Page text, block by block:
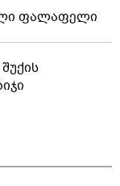
ფალაფელი